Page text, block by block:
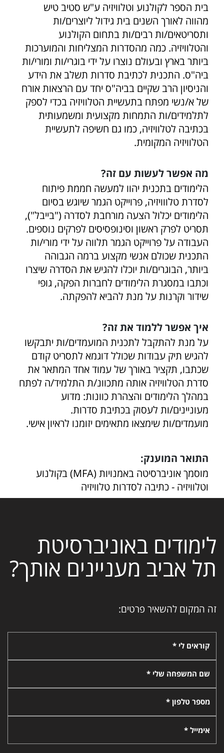
בית הספר לקולנוע וטלוויזיה ע"ש סטיב טיש
מהווה לאורך השנים בית גידול ליוצרים/ות
ותסריטאים/ות רבים/ות בתחום הקולנוע
והטלוויזיה. כמה מהסדרות המצליחות והמוערכות
ביותר בארץ ובעולם נוצרו על ידי בוגרי/ות ומורי/ות
ביה"ס. התכנית לכתיבת סדרות תשלב את הידע
והניסיון הרב שקיים בביה"ס יחד עם הרצאות אורח
של א/נשי מפתח בתעשיית הטלוויזיה בכדי לספק
לתלמידים/ות התמחות מקצועית ומשמעותית
בכתיבה לטלוויזיה, כמו גם חשיפה לתעשיית
הטלוויזיה המקומית.
מה אפשר לעשות עם זה?
הלימודים בתכנית יהוו למעשה חממת פיתוח
לסדרת טלווויזיה, פרוייקט הגמר שיוגש בסיום
הלימודים יכלול הצעה מורחבת לסדרה ("בייבל"),
תסריט לפרק ראשון וסינופסיסים לפרקים נוספים.
העבודה על פרוייקט הגמר תלווה על ידי מורי/ות
התכנית שכולם אנשי מקצוע ברמה הגבוהה
ביותר, הבוגרים/ות יוכלו להגיש את הסדרה שיצרו
וכתבו במסגרת הלימודים לחברות הפקה, גופי
שידור וקרנות על מנת להביא להפקתה.
איך אפשר ללמוד את זה?
על מנת להתקבל לתכנית המועמדים/ות יתבקשו
להגיש תיק עבודות שכולל דוגמא לתסריט קודם
שכתבו, תקציר באורך של עמוד אחד המתאר את
סדרת הטלוויזיה אותה מתכוונ/ת התלמיד/ה לפתח
במהלך הלימודים והצהרת כוונות: מדוע
מעוניינים/ות לעסוק בכתיבת סדרות.
מועמדים/ות שימצאו מתאימים יזומנו לראיון אישי.
התואר המוענק:
מוסמך אוניברסיטה באמנויות (MFA) בקולנוע
וטלוויזיה - כתיבה לסדרות טלוויזיה
לימודים באוניברסיטת
תל אביב מעניינים אותך?
זה המקום להשאיר פרטים:
קוראים לי *
שם המשפחה שלי *
מספר טלפון *
אימייל *